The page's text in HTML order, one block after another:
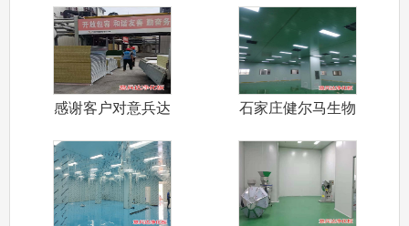
感谢客户对意兵达
石家庄健尔马生物